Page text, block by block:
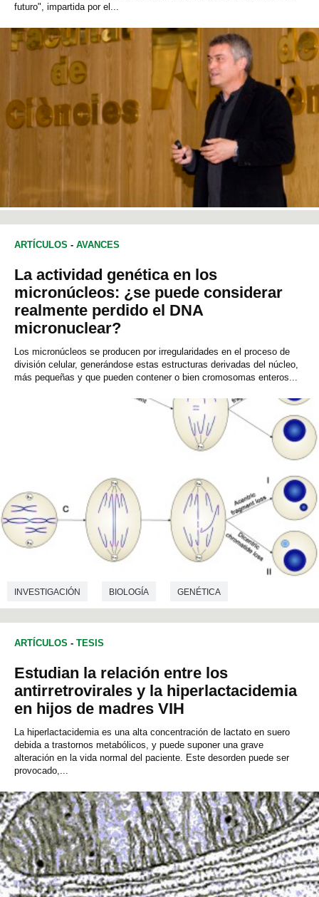
futuro", impartida por el...
ARTÍCULOS - AVANCES
La actividad genética en los
micronúcleos: ¿se puede considerar
realmente perdido el DNA
micronuclear?
Los micronúcleos se producen por irregularidades en el proceso de
división celular, generándose estas estructuras derivadas del núcleo,
más pequeñas y que pueden contener o bien cromosomas enteros...
INVESTIGACIÓN BIOLOGÍA GENÉTICA
ARTÍCULOS - TESIS
Estudian la relación entre los
antirretrovirales y la hiperlactacidemia
en hijos de madres VIH
La hiperlactacidemia es una alta concentración de lactato en suero
debida a trastornos metabólicos, y puede suponer una grave
alteración en la vida normal del paciente. Este desorden puede ser
provocado,...